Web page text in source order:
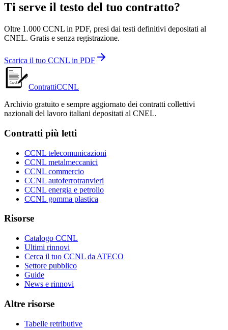
Ti serve il testo del tuo contratto?
Oltre 1.000 CCNL in PDF, presi dai testi definitivi depositati al
CNEL. Gratis e senza registrazione.
Scarica il tuo CCNL in PDF
ContrattiCCNL
Archivio gratuito e sempre aggiornato dei contratti collettivi
nazionali del lavoro italiani depositati al CNEL.
Contratti più letti
CCNL telecomunicazioni
CCNL metalmeccanici
CCNL commercio
CCNL autoferrotranvieri
CCNL energia e petrolio
CCNL gomma plastica
Risorse
Catalogo CCNL
Ultimi rinnovi
Cerca il tuo CCNL da ATECO
Settore pubblico
Guide
News e rinnovi
Altre risorse
Tabelle retributive